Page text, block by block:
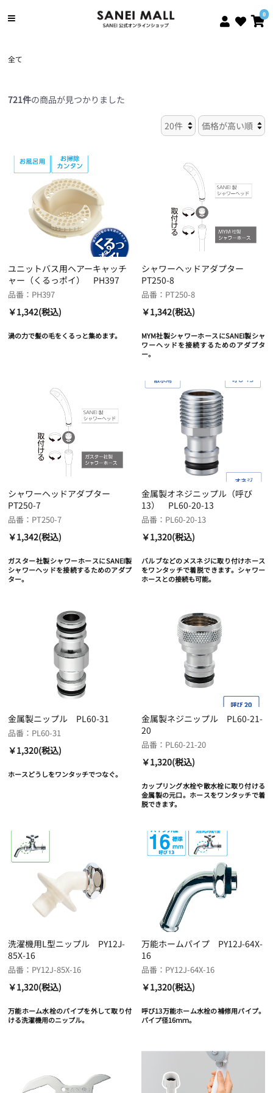
0
全て
721件の商品が見つかりました
ユニットバス用ヘアーキャッチ
ャー（くるっポイ） PH397
品番：PH397
￥1,342(税込)
渦の力で髪の毛をくるっと集めます。
シャワーヘッドアダプター
PT250-8
品番：PT250-8
￥1,342(税込)
MYM社製シャワーホースにSANEI製シャ
ワーヘッドを接続するためのアダプタ
ー。
シャワーヘッドアダプター
PT250-7
品番：PT250-7
￥1,342(税込)
ガスター社製シャワーホースにSANEI製
シャワーヘッドを接続するためのアダプ
ター。
金属製オネジニップル（呼び
13） PL60-20-13
品番：PL60-20-13
￥1,320(税込)
バルブなどのメスネジに取り付けホース
をワンタッチで着脱できます。シャワー
ホースとの接続も可能。
金属製ニップル PL60-31
品番：PL60-31
￥1,320(税込)
ホースどうしをワンタッチでつなぐ。
金属製ネジニップル PL60-21-
20
品番：PL60-21-20
￥1,320(税込)
カップリング水栓や散水栓に取り付ける
金属製の元口。ホースをワンタッチで着
脱できます。
洗濯機用L型ニップル PY12J-
85X-16
品番：PY12J-85X-16
￥1,320(税込)
万能ホーム水栓のパイプを外して取り付
ける洗濯機用のニップル。
万能ホームパイプ PY12J-64X-
16
品番：PY12J-64X-16
￥1,320(税込)
呼び13万能ホーム水栓の補修用パイプ。
パイプ径16ｍｍ。